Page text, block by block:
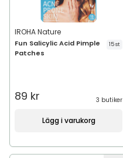
IROHA Nature
Fun Salicylic Acid Pimple
Patches
15 st
89 kr 3 butiker
Lägg i varukorg